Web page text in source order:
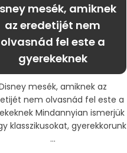
mesék, amiknek
az eredetijét nem
olvasnád fel este a
gyerekeknek
mesék, amiknek az
nem olvasnád fel este a
Mindannyian ismerjük
klasszikusokat, gyerekkorunk
...